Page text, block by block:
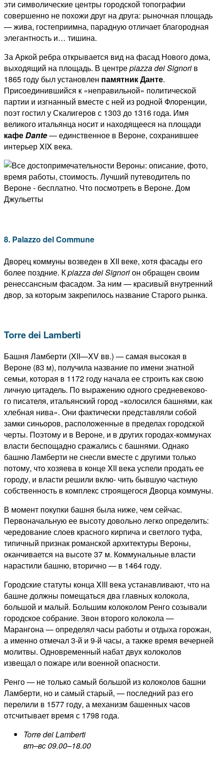
эти символические центры городской топографии
совершенно не похожи друг на друга: рыночная площадь
— жива, гостеприимна, парадную отличает благородная
элегантность и… тишина.
За Аркой ребра открывается вид на фасад Нового дома,
выходящий на площадь. В центреpiazza dei Signori в
1865 году был установлен памятник Данте.
Присоединившийся к «неправильной» политической
партии и изгнанный вместе с ней из родной Флоренции,
поэт гостил у Скалигеров с 1303 до 1316 года. Имя
великого итальянца носит и находящееся на площади
кафеDante— единственное в Вероне, сохранившее
интерьер XIX века.
8. Palazzo del Commune
Дворец коммуны возведен в XII веке, хотя фасады его
более поздние. Кpiazza dei Signoriон обращен своим
ренессансным фасадом. За ним — красивый внутренний
двор, за которым закрепилось название Старого рынка.
Torre dei Lamberti
Башня Ламберти (XII—XV вв.) — самая высокая в
Вероне (83 м), получила название по имени знатной
семьи, которая в 1172 году начала ее строить как свою
личную цитадель. По выражению одного средневеково-
го писателя, итальянский город «колосился башнями, как
хлебная нива». Они фактически представляли собой
замки синьоров, расположенные в пределах городской
черты. Поэтому и в Вероне, и в других городах-коммунах
власти беспощадно сражались с башнями. Однако
башню Ламберти не снесли вместе с другими только
потому, что хозяева в конце XII века успели продать ее
городу, и власти решили вклю- чить бывшую частную
собственность в комплекс строящегося Дворца коммуны.
В момент покупки башня была ниже, чем сейчас.
Первоначальную ее высоту довольно легко определить:
чередование слоев красного кирпича и светлого туфа,
типичный признак романской архитектуры Вероны,
оканчивается на высоте 37 м. Коммунальные власти
нарастили башню, вторично — в 1464 году.
Городские статуты конца XIII века устанавливают, что на
башне должны помещаться два главных колокола,
большой и малый. Большим колоколом Ренго созывали
городское собрание. Звон второго колокола —
Марангона — определял часы работы и отдыха горожан,
а именно отмечал 3-й и 9-й часы, а также время вечерней
молитвы. Одновременный набат двух колоколов
извещал о пожаре или военной опасности.
Ренго — не только самый большой из колоколов башни
Ламберти, но и самый старый, — последний раз его
перелили в 1577 году, а механизм башенных часов
отсчитывает время с 1798 года.
Torre dei Lamberti
вт–вс 09.00–18.00